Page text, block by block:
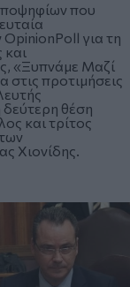
που
για τη
«Ξυπνάμε Μαζί
προτιμήσεις
θέση
και τρίτος
Χιονίδης.